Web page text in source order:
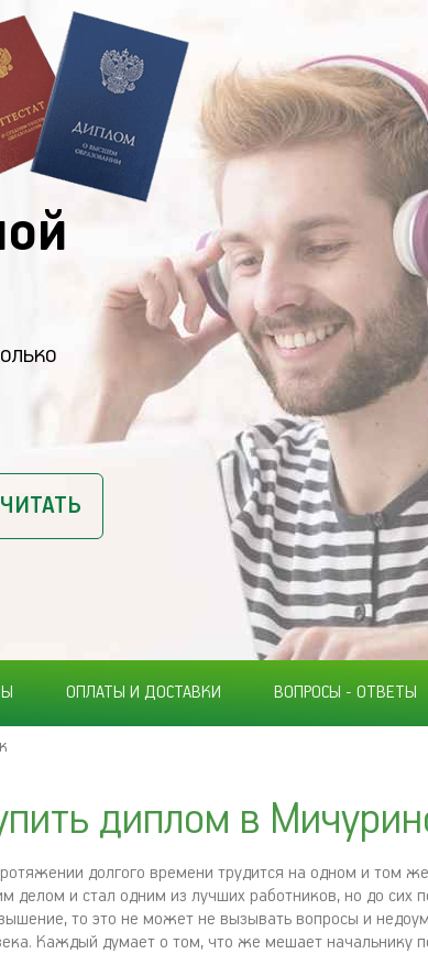
ОПЛАТЫ И ДОСТАВКИ ВОПРОСЫ - ОТВЕТЫ
диплом в
долгого времени трудится на одном и том
делом и стал одним из лучших работников, но до сих
то это не может не вызывать вопросы и
Каждый думает о том, что же мешает начальнику